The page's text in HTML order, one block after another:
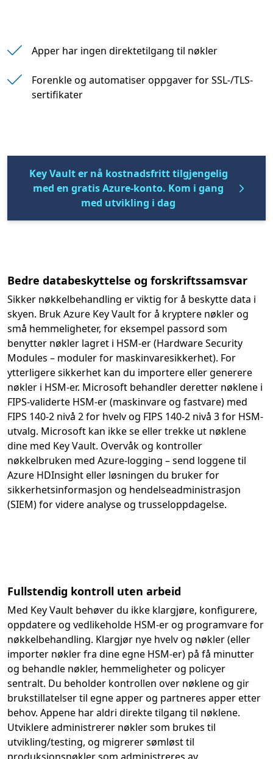
" "
Apper har ingen direktetilgang til nøkler
" "
Forenkle og automatiser oppgaver for SSL-/TLS-
sertifikater
Key Vault er nå kostnadsfritt tilgjengelig
med en gratis Azure-konto. Kom i gang
med utvikling i dag
Bedre databeskyttelse og forskriftssamsvar
Sikker nøkkelbehandling er viktig for å beskytte data i
skyen. Bruk Azure Key Vault for å kryptere nøkler og
små hemmeligheter, for eksempel passord som
benytter nøkler lagret i HSM-er (Hardware Security
Modules – moduler for maskinvaresikkerhet). For
ytterligere sikkerhet kan du importere eller generere
nøkler i HSM-er. Microsoft behandler deretter nøklene i
FIPS-validerte HSM-er (maskinvare og fastvare) med
FIPS 140-2 nivå 2 for hvelv og FIPS 140-2 nivå 3 for HSM-
utvalg. Microsoft kan ikke se eller trekke ut nøklene
dine med Key Vault. Overvåk og kontroller
nøkkelbruken med Azure-logging – send loggene til
Azure HDInsight eller løsningen du bruker for
sikkerhetsinformasjon og hendelseadministrasjon
(SIEM) for videre analyse og trusseloppdagelse.
Fullstendig kontroll uten arbeid
Med Key Vault behøver du ikke klargjøre, konfigurere,
oppdatere og vedlikeholde HSM-er og programvare for
nøkkelbehandling. Klargjør nye hvelv og nøkler (eller
importer nøkler fra dine egne HSM-er) på få minutter
og behandle nøkler, hemmeligheter og policyer
sentralt. Du beholder kontrollen over nøklene og gir
brukstillatelser til egne apper og partneres apper etter
behov. Appene har aldri direkte tilgang til nøklene.
Utviklere administrerer nøkler som brukes til
utvikling/testing, og migrerer sømløst til